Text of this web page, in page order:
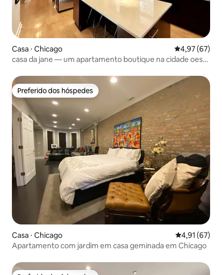
Casa ⋅ Chicago 4,97 de uma
4,97 (67)
casa da jane — um apartamento boutique na cidade oeste
Preferido dos hóspedes
Preferido dos hóspedes
Casa ⋅ Chicago 4,91 de uma
4,91 (67)
Apartamento com jardim em casa geminada em Chicago